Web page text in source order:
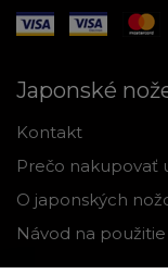
Japonské
Kontakt
Prečo nakupovať
O japonských
Návod na